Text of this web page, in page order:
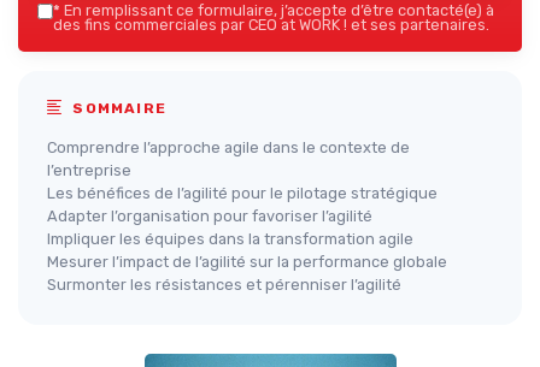
* En remplissant ce formulaire, j’accepte d’être contacté(e) à
des fins commerciales par CEO at WORK ! et ses partenaires.
SOMMAIRE
Comprendre l’approche agile dans le contexte de
l’entreprise
Les bénéfices de l’agilité pour le pilotage stratégique
Adapter l’organisation pour favoriser l’agilité
Impliquer les équipes dans la transformation agile
Mesurer l’impact de l’agilité sur la performance globale
Surmonter les résistances et pérenniser l’agilité